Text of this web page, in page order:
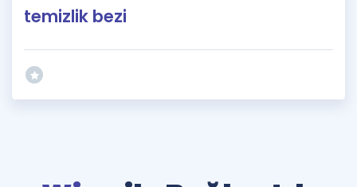
temizlik bezi